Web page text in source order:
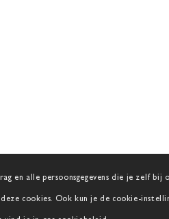
en alle persoonsgegevens die je zelf bij
cookies. Ook kun je de cookie-